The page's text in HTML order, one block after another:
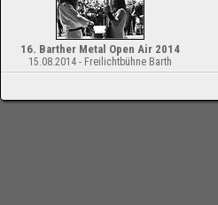
16. Barther Metal Open Air 2014
15.08.2014 - Freilichtbühne Barth